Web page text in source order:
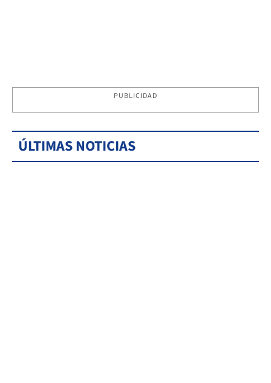
PUBLICIDAD
ÚLTIMAS NOTICIAS